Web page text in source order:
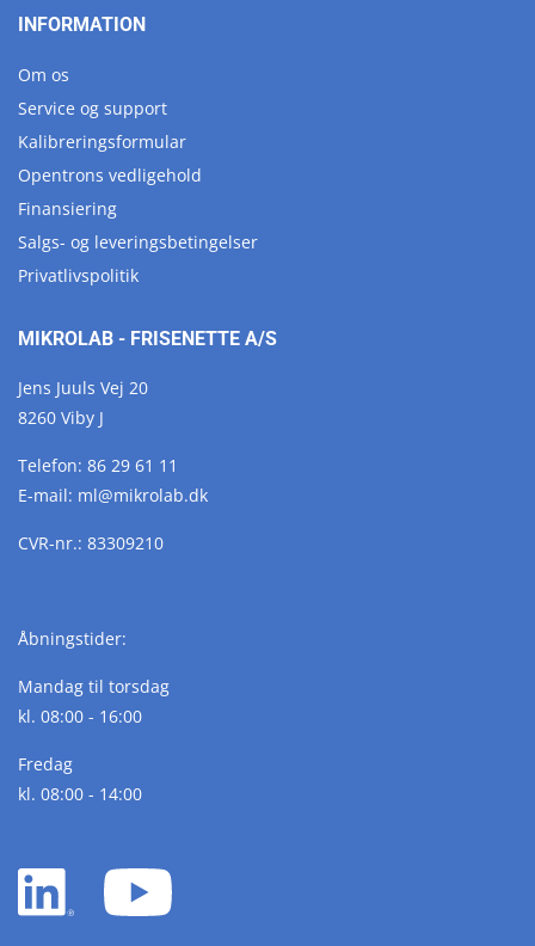
INFORMATION
Om os
Service og support
Kalibreringsformular
Opentrons vedligehold
Finansiering
Salgs- og leveringsbetingelser
Privatlivspolitik
MIKROLAB - FRISENETTE A/S
Jens Juuls Vej 20
8260 Viby J
Telefon: 86 29 61 11
E-mail: ml@mikrolab.dk
CVR-nr.: 83309210
Åbningstider:
Mandag til torsdag
kl. 08:00 - 16:00
Fredag
kl. 08:00 - 14:00
LinkedIn
white
YouTube
white